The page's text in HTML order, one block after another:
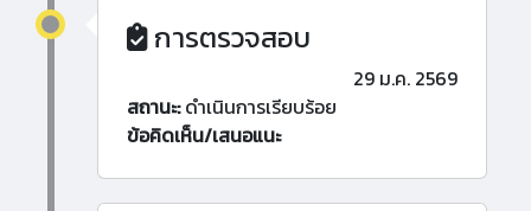
การตรวจสอบ
29 ม.ค. 2569
สถานะ:ดำเนินการเรียบร้อย
ข้อคิดเห็น/เสนอแนะ